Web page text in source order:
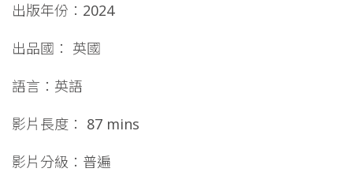
出版年份：2024
出品國： 英國
語言：英語
影片長度： 87 mins
影片分級：普遍